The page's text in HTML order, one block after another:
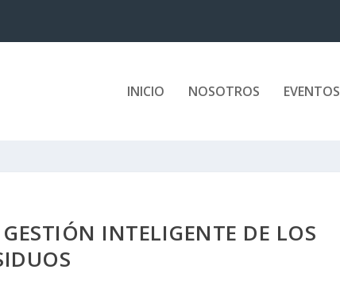
INICIO NOSOTROS EVENTOS
INTELIGENTE DE LOS